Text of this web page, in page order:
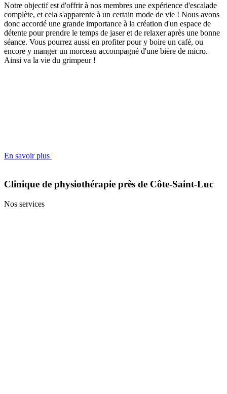
Notre objectif est d'offrir à nos membres une expérience d'escalade
complète, et cela s'apparente à un certain mode de vie ! Nous avons
donc accordé une grande importance à la création d'un espace de
détente pour prendre le temps de jaser et de relaxer après une bonne
séance. Vous pourrez aussi en profiter pour y boire un café, ou
encore y manger un morceau accompagné d'une bière de micro.
Ainsi va la vie du grimpeur !
En savoir plus
Clinique de physiothérapie près de Côte-Saint-Luc
Nos services